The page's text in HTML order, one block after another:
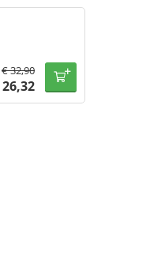
€32,90
26,32